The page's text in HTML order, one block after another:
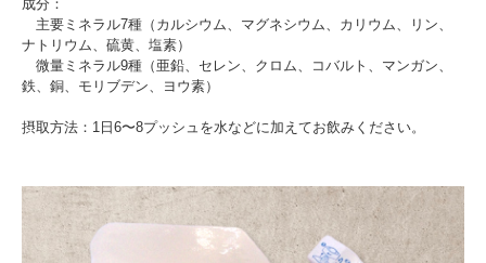
成分：
主要ミネラル7種（カルシウム、マグネシウム、カリウム、リン、
ナトリウム、硫黄、塩素）
微量ミネラル9種（亜鉛、セレン、クロム、コバルト、マンガン、
鉄、銅、モリブデン、ヨウ素）
摂取方法：1日6〜8プッシュを水などに加えてお飲みください。